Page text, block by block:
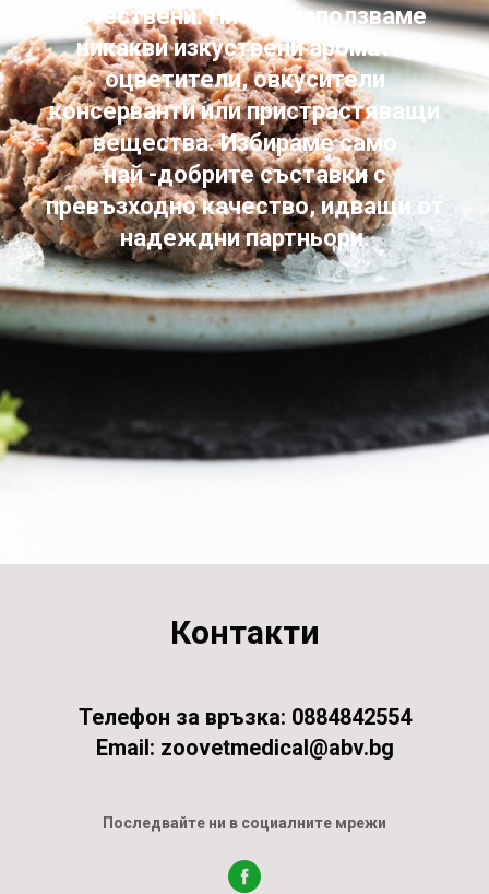
естествени. Ние не използваме
никакви изкуствени аромати,
оцветители, овкусители
консерванти или пристрастяващи
вещества. Избираме само
най -добрите съставки с
превъзходно качество, идващи от
надеждни партньори.
Контакти
Телефон за връзка: 0884842554
Email: zoovetmedical@abv.bg
Последвайте ни в социалните мрежи